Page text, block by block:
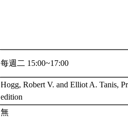
每週二 15:00~17:00
Hogg, Robert V. and Elliot A. Tanis,
edition
無